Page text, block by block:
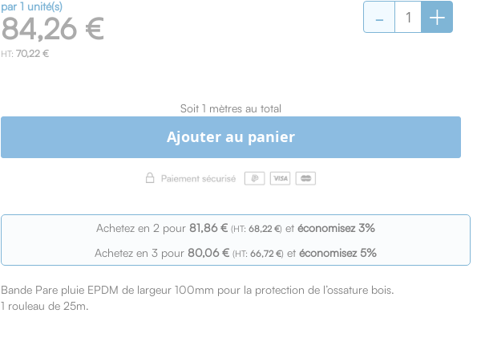
par 1 unité(s)
84,26 €
70,22 €
- +
Soit 1 mètres au total
Ajouter au panier
Achetez en 2 pour 81,86 € 68,22 € etéconomisez3%
Achetez en 3 pour 80,06 € 66,72 € etéconomisez5%
Bande Pare pluie EPDM de largeur 100mm pour la protection de l’ossature bois.
1 rouleau de 25m.